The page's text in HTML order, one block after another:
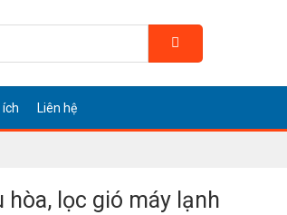
Liên hệ
hòa, lọc gió máy lạnh